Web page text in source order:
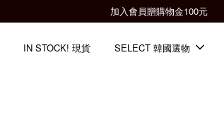
全館滿2000免運📦
IN STOCK! 現貨 SELECT 韓國選物